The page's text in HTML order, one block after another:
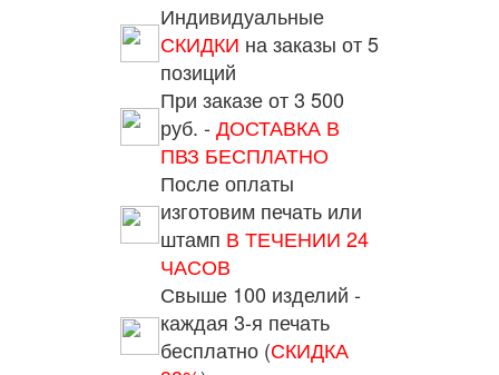
Индивидуальные
СКИДКИ на заказы от 5
позиций
При заказе от 3 500
руб. - ДОСТАВКА В
ПВЗ БЕСПЛАТНО
После оплаты
изготовим печать или
штамп В ТЕЧЕНИИ 24
ЧАСОВ
Свыше 100 изделий -
каждая 3-я печать
бесплатно (СКИДКА